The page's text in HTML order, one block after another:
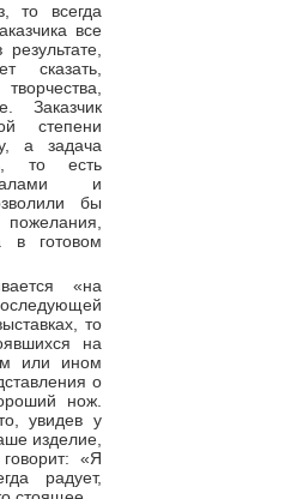
то всегда
все
сказать,
Заказчик
степени
а задача
то есть
и
бы
в готовом
«на
то
на
или ином
о
нож.
увидев у
изделие,
«Я
радует,